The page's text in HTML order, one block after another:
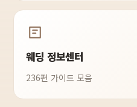
웨딩 정보센터
236편 가이드 모음